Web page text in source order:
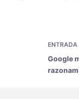
ENTRADA
Google